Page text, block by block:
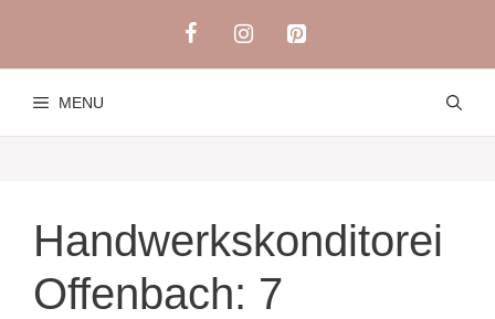
content
MENU
Handwerkskonditorei
Offenbach: 7